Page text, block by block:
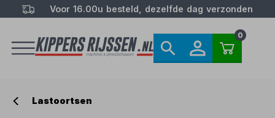
Voor 16.00u besteld, dezelfde dag verzonden
0
Lastoortsen